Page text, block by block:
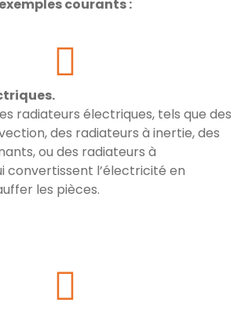
courants :
radiateurs électriques, tels que des
des radiateurs à inertie, des
ou des radiateurs à
convertissent l’électricité en
les pièces.